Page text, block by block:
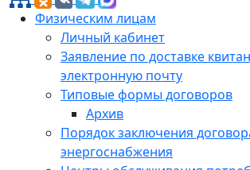
Физическим лицам
Личный кабинет
Заявление по доставке
электронную почту
Типовые формы договоров
Архив
Порядок заключения
энергоснабжения